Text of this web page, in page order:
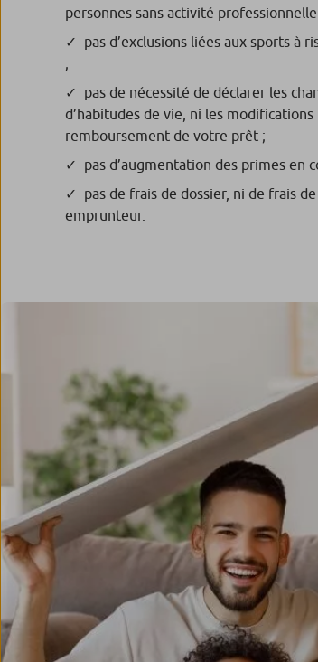
personnes sans activité
pas d’exclusions liées aux sports à
;
pas de nécessité de déclarer les
d’habitudes de vie, ni les
remboursement de votre prêt ;
pas d’augmentation des primes en
pas de frais de dossier, ni de frais
emprunteur.